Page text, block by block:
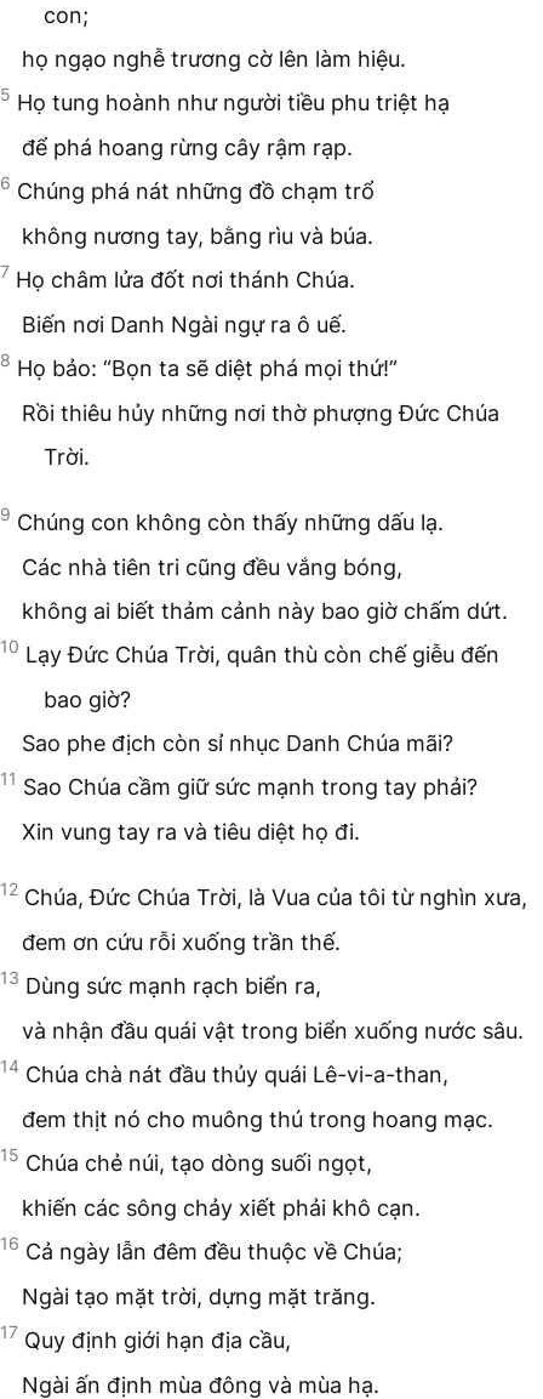
con;
họ ngạo nghễ trương cờ lên làm hiệu.
5 Họ tung hoành như người tiều phu triệt hạ
để phá hoang rừng cây rậm rạp.
6 Chúng phá nát những đồ chạm trổ
không nương tay, bằng rìu và búa.
7 Họ châm lửa đốt nơi thánh Chúa.
Biến nơi Danh Ngài ngự ra ô uế.
8 Họ bảo: “Bọn ta sẽ diệt phá mọi thứ!”
Rồi thiêu hủy những nơi thờ phượng Đức Chúa
Trời.
9 Chúng con không còn thấy những dấu lạ.
Các nhà tiên tri cũng đều vắng bóng,
không ai biết thảm cảnh này bao giờ chấm dứt.
10 Lạy Đức Chúa Trời, quân thù còn chế giễu đến
bao giờ?
Sao phe địch còn sỉ nhục Danh Chúa mãi?
11 Sao Chúa cầm giữ sức mạnh trong tay phải?
Xin vung tay ra và tiêu diệt họ đi.
12 Chúa, Đức Chúa Trời, là Vua của tôi từ nghìn xưa,
đem ơn cứu rỗi xuống trần thế.
13 Dùng sức mạnh rạch biển ra,
và nhận đầu quái vật trong biển xuống nước sâu.
14 Chúa chà nát đầu thủy quái Lê-vi-a-than,
đem thịt nó cho muông thú trong hoang mạc.
15 Chúa chẻ núi, tạo dòng suối ngọt,
khiến các sông chảy xiết phải khô cạn.
16 Cả ngày lẫn đêm đều thuộc về Chúa;
Ngài tạo mặt trời, dựng mặt trăng.
17 Quy định giới hạn địa cầu,
Ngài ấn định mùa đông và mùa hạ.